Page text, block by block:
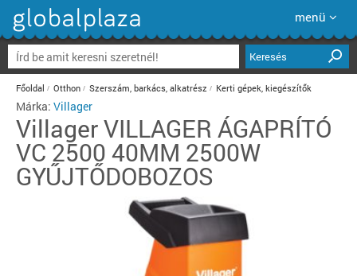
menü
Keresés
Főoldal Otthon Szerszám, barkács, alkatrész Kerti gépek, kiegészítők
Márka: Villager
VillagerVILLAGER ÁGAPRÍTÓ
VC 2500 40MM 2500W
GYŰJTŐDOBOZOS